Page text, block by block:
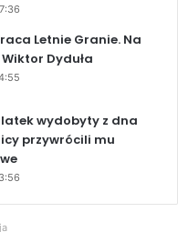
Letnie Granie. Na
Dyduła
wydobyty z dna
przywrócili mu